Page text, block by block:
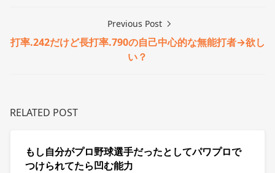
Previous Post
打率.242だけど長打率.790の自己中心的な無能打者→欲し
い？
RELATED POST
もし自分がプロ野球選手だったとしてパワプロで
つけられてたら凹む能力